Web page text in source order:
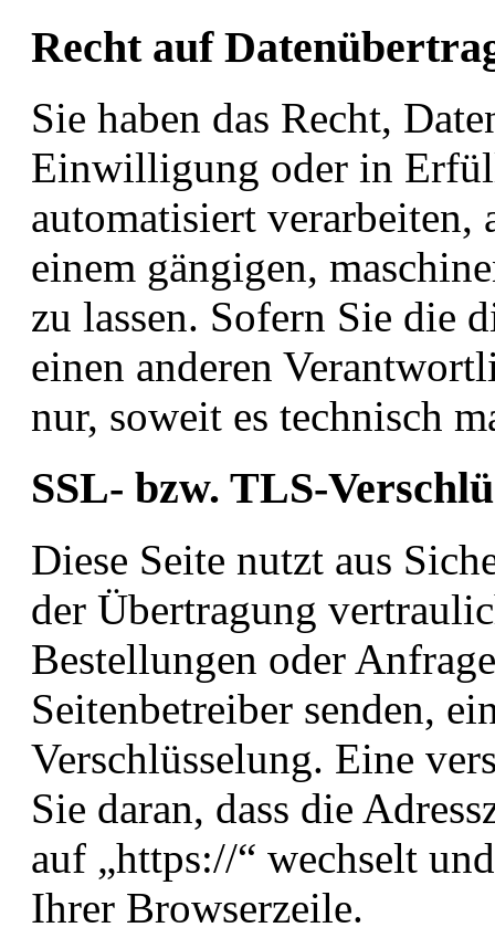
Recht auf
Sie haben das Recht,
Einwilligung oder in
automatisiert verarbeiten,
einem gängigen,
zu lassen. Sofern Sie die
einen anderen
nur, soweit es technisch
SSL- bzw. TLS-
Diese Seite nutzt aus
der Übertragung
Bestellungen oder
Seitenbetreiber senden,
Verschlüsselung. Eine
Sie daran, dass die
auf „https://“ wechselt
Ihrer Browserzeile.